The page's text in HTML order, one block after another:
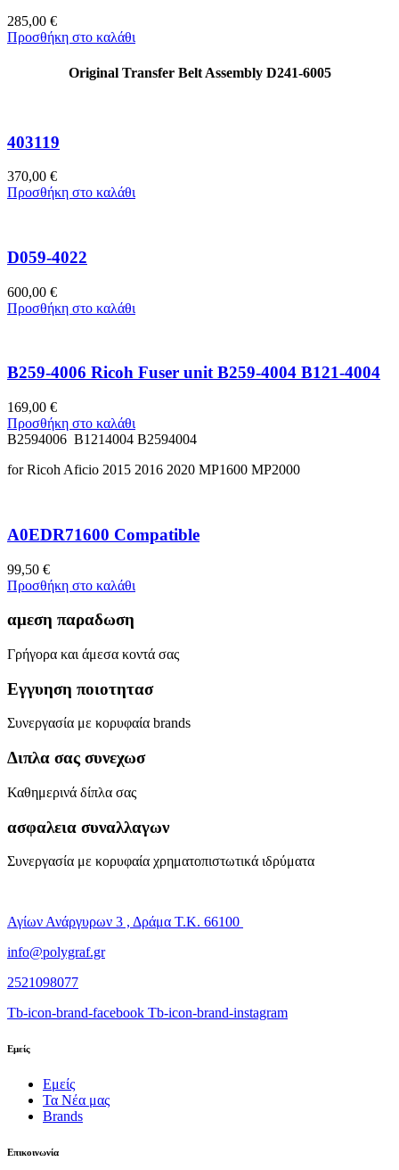
285,00 €
Προσθήκη στο καλάθι
Original Transfer Belt Assembly D241-6005
403119
370,00 €
Προσθήκη στο καλάθι
D059-4022
600,00 €
Προσθήκη στο καλάθι
B259-4006 Ricoh Fuser unit B259-4004 B121-4004
169,00 €
Προσθήκη στο καλάθι
B2594006 B1214004 B2594004
for Ricoh Aficio 2015 2016 2020 MP1600 MP2000
A0EDR71600 Compatible
99,50 €
Προσθήκη στο καλάθι
αμεση παραδωση
Γρήγορα και άμεσα κοντά σας
Εγγυηση ποιοτητασ
Συνεργασία με κορυφαία brands
Διπλα σας συνεχωσ
Καθημερινά δίπλα σας
ασφαλεια συναλλαγων
Συνεργασία με κορυφαία χρηματοπιστωτικά ιδρύματα
Αγίων Ανάργυρων 3 , Δράμα Τ.Κ. 66100
info@polygraf.gr
2521098077
Tb-icon-brand-facebook Tb-icon-brand-instagram
Εμείς
Εμείς
Τα Νέα μας
Brands
Επικοινωνία